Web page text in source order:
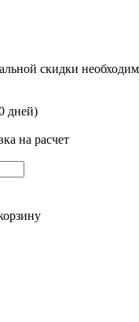
скидки
дней)
на расчет